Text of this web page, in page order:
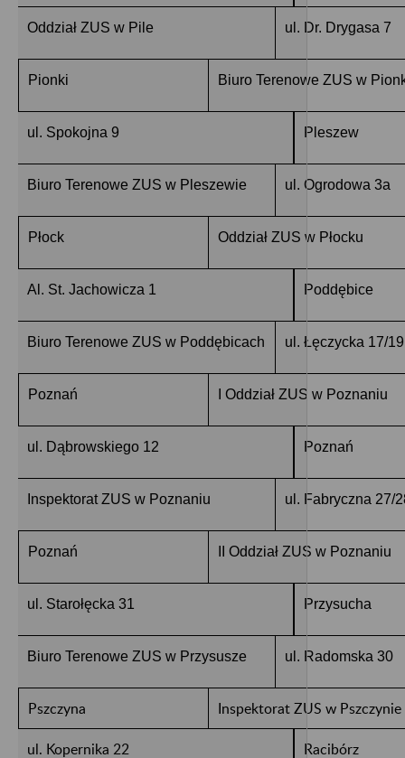
Oddział ZUS w Pile ul. Dr. Drygasa 7
Pionki Biuro Terenowe ZUS w
ul. Spokojna 9 Pleszew
Biuro Terenowe ZUS w Pleszewie ul. Ogrodowa 3a
Płock Oddział ZUS w Płocku
Al. St. Jachowicza 1 Poddębice
Biuro Terenowe ZUS w Poddębicach ul. Łęczycka 17/19
Poznań I Oddział ZUS w Poznaniu
ul. Dąbrowskiego 12 Poznań
Inspektorat ZUS w Poznaniu ul. Fabryczna 27/
Poznań II Oddział ZUS w Poznaniu
ul. Starołęcka 31 Przysucha
Biuro Terenowe ZUS w Przysusze ul. Radomska 30
Pszczyna Inspektorat ZUS w Pszczynie
ul. Kopernika 22 Racibórz